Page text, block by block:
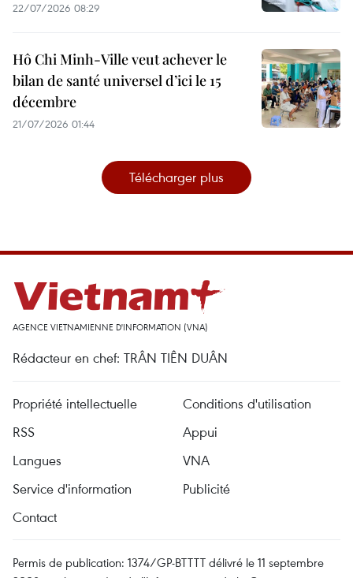
22/07/2026 08:29
Hô Chi Minh-Ville veut achever le
bilan de santé universel d’ici le 15
décembre
21/07/2026 01:44
Télécharger plus
AGENCE VIETNAMIENNE D'INFORMATION (VNA)
Rédacteur en chef: TRÂN TIÊN DUÂN
Propriété intellectuelle
Conditions d'utilisation
RSS
Appui
Langues
VNA
Service d'information
Publicité
Contact
Permis de publication: 1374/GP-BTTTT délivré le 11 septembre